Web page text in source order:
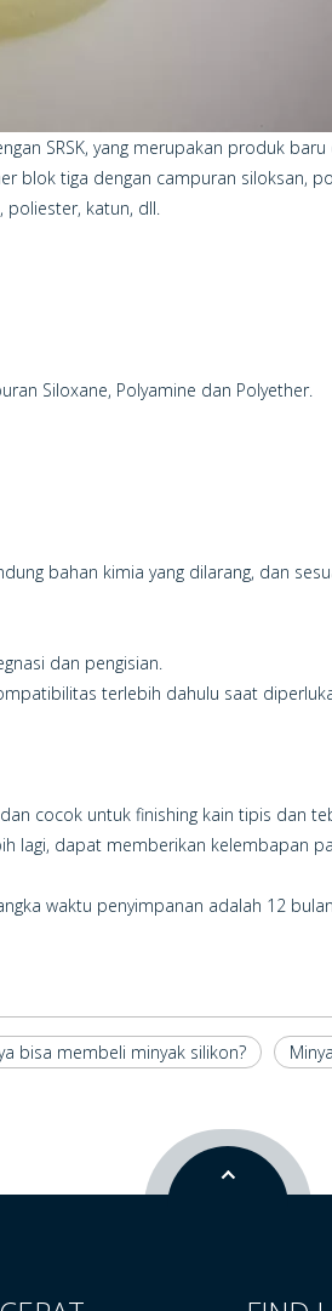
SRSK, yang merupakan produk
blok tiga dengan campuran siloksan,
poliester, katun, dll.
Siloxane, Polyamine dan Polyether.
bahan kimia yang dilarang, dan
dan pengisian.
terlebih dahulu saat
cocok untuk finishing kain tipis dan
lagi, dapat memberikan kelembapan
waktu penyimpanan adalah 12
bisa membeli minyak silikon?